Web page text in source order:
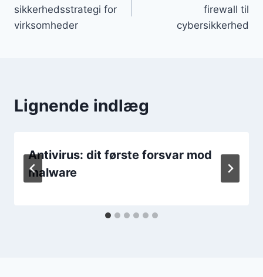
sikkerhedsstrategi for
virksomheder
firewall til
cybersikkerhed
Lignende indlæg
Antivirus: dit første forsvar mod
malware